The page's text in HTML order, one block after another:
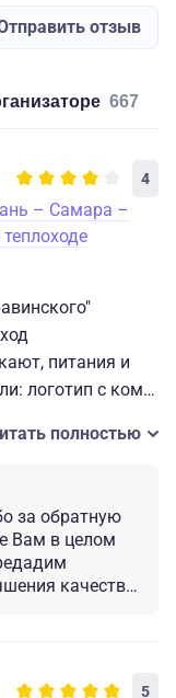
отзыв
667
4
– Самара –
и
логотип с коми-
(для всех
полностью
за обратную
Вам в целом
качества
5